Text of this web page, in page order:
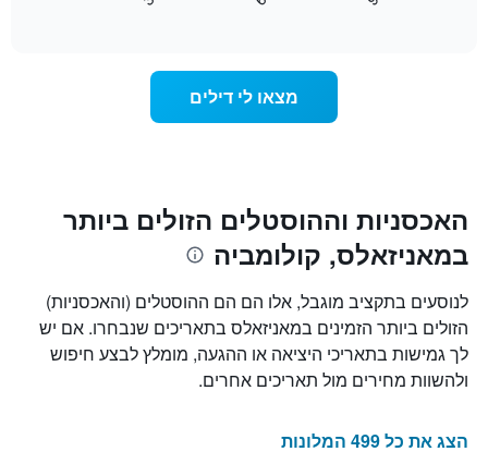
חדר
X
המציגים
את
הימים
שנותרו
עד
למועד
השהות
כולל
מצאו לי דילים
האכסניות וההוסטלים הזולים ביותר
במאניזאלס, קולומביה
לנוסעים בתקציב מוגבל, אלו הם הם ההוסטלים (והאכסניות)
הזולים ביותר הזמינים במאניזאלס בתאריכים שנבחרו. אם יש
לך גמישות בתאריכי היציאה או ההגעה, מומלץ לבצע חיפוש
ולהשוות מחירים מול תאריכים אחרים.
הצג את כל 499 המלונות